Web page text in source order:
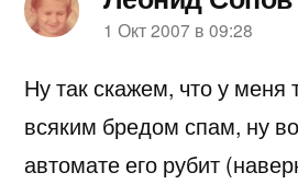
пишет:
1 Окт 2007 в 09:28
Ну так скажем, что у меня
всяким бредом спам, ну
автомате его рубит